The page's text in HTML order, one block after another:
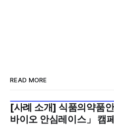
READ MORE
2026년 7월 5주
[사례 소개] 식품의약품
바이오 안심레이스」 캠